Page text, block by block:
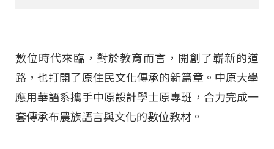
數位時代來臨，對於教育而言，開創了嶄新的道
路，也打開了原住民文化傳承的新篇章。中原大學
應用華語系攜手中原設計學士原專班，合力完成一
套傳承布農族語言與文化的數位教材。